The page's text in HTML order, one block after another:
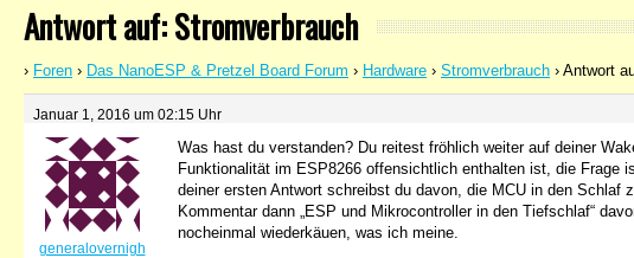
Antwort auf: Stromverbrauch
› Foren › Das NanoESP & Pretzel Board Forum › Hardware › Stromverbrauch › Antwort
Januar 1, 2016 um 02:15 Uhr
generalovernigh
Was hast du verstanden? Du reitest fröhlich weiter auf deiner
Funktionalität im ESP8266 offensichtlich enthalten ist, die Frage
deiner ersten Antwort schreibst du davon, die MCU in den
Kommentar dann „ESP und Mikrocontroller in den Tiefschlaf“
nocheinmal wiederkäuen, was ich meine.